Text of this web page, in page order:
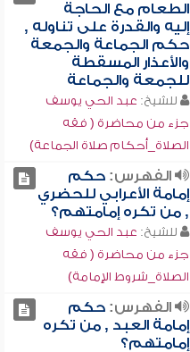
الطعام مع الحاجة
إليه والقدرة على تناوله ,
حكم الجماعة والجمعة
والأعذار المسقطة
للجمعة والجماعة
للشيخ: عبد الحي يوسف
جزء من محاضرة ( فقه
الصلاة_أحكام صلاة الجماعة)
الفهرس:حكم
إمامة الأعرابي للحضري
, من تكره إمامتهم؟
للشيخ: عبد الحي يوسف
جزء من محاضرة ( فقه
الصلاة_شروط الإمامة)
الفهرس:حكم
إمامة العبد , من تكره
إمامتهم؟